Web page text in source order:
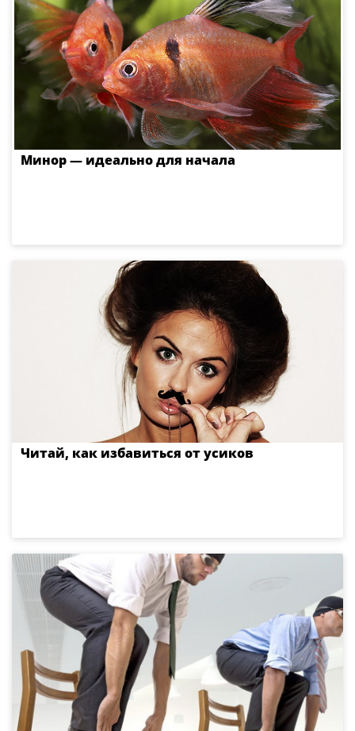
Минор — идеально для начала
Читай, как избавиться от усиков